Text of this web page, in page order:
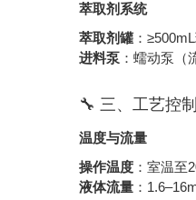
萃取剂系统
萃取剂罐：
进料泵 ：蠕动泵（
🔧 ‌ 三、工艺控
温度与流量
操作温度 ：室温
液体流量 ：